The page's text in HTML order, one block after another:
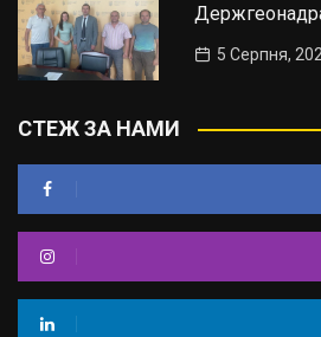
5 Серпня,
СТЕЖ ЗА НАМИ